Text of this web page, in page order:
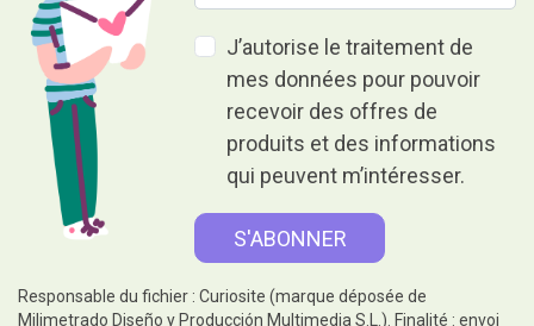
J’autorise le traitement de
mes données pour pouvoir
recevoir des offres de
produits et des informations
qui peuvent m’intéresser.
Responsable du fichier : Curiosite (marque déposée de
Milimetrado Diseño y Producción Multimedia S.L.). Finalité : envoi